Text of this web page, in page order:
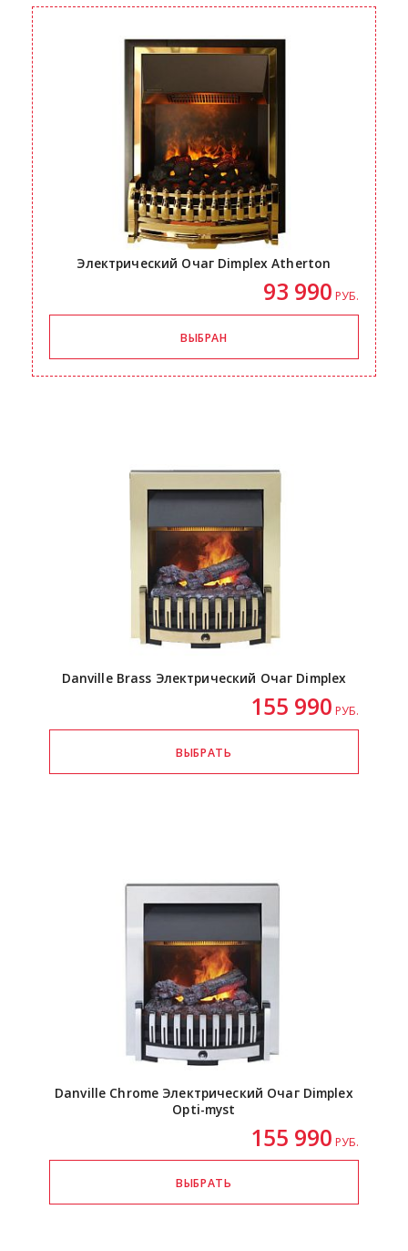
Электрический Очаг Dimplex Atherton
93 990 РУБ.
Danville Brass Электрический Очаг Dimplex
155 990 РУБ.
Danville Chrome Электрический Очаг Dimplex
Opti-myst
155 990 РУБ.